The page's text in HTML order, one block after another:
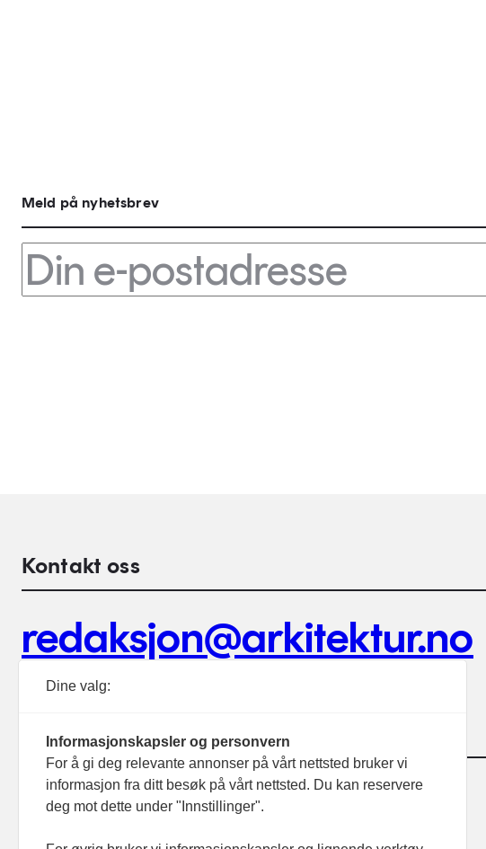
Meld på nyhetsbrev
Kontakt oss
redaksjon@arkitektur.no
Debattinnlegg, tips og andre henvendelser.
Footer hovednavigasjon
Aktuelt
Dine valg:
Informasjonskapsler og personvern
For å gi deg relevante annonser på vårt nettsted bruker vi
informasjon fra ditt besøk på vårt nettsted. Du kan reservere
deg mot dette under "Innstillinger".